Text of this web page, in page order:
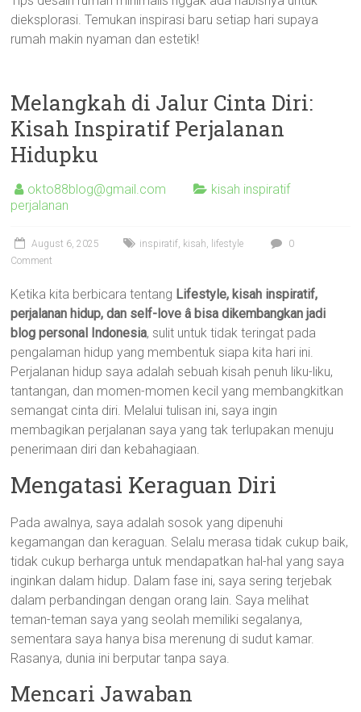
dieksplorasi. Temukan inspirasi baru setiap hari supaya
rumah makin nyaman dan estetik!
Melangkah di Jalur Cinta Diri:
Kisah Inspiratif Perjalanan
Hidupku
okto88blog@gmail.com
kisah inspiratif
perjalanan
August 6, 2025 inspiratif, kisah, lifestyle
0
Comment
Ketika kita berbicara tentang Lifestyle, kisah inspiratif,
perjalanan hidup, dan self-love â bisa dikembangkan jadi
blog personal Indonesia, sulit untuk tidak teringat pada
pengalaman hidup yang membentuk siapa kita hari ini.
Perjalanan hidup saya adalah sebuah kisah penuh liku-liku,
tantangan, dan momen-momen kecil yang membangkitkan
semangat cinta diri. Melalui tulisan ini, saya ingin
membagikan perjalanan saya yang tak terlupakan menuju
penerimaan diri dan kebahagiaan.
Mengatasi Keraguan Diri
Pada awalnya, saya adalah sosok yang dipenuhi
kegamangan dan keraguan. Selalu merasa tidak cukup baik,
tidak cukup berharga untuk mendapatkan hal-hal yang saya
inginkan dalam hidup. Dalam fase ini, saya sering terjebak
dalam perbandingan dengan orang lain. Saya melihat
teman-teman saya yang seolah memiliki segalanya,
sementara saya hanya bisa merenung di sudut kamar.
Rasanya, dunia ini berputar tanpa saya.
Mencari Jawaban